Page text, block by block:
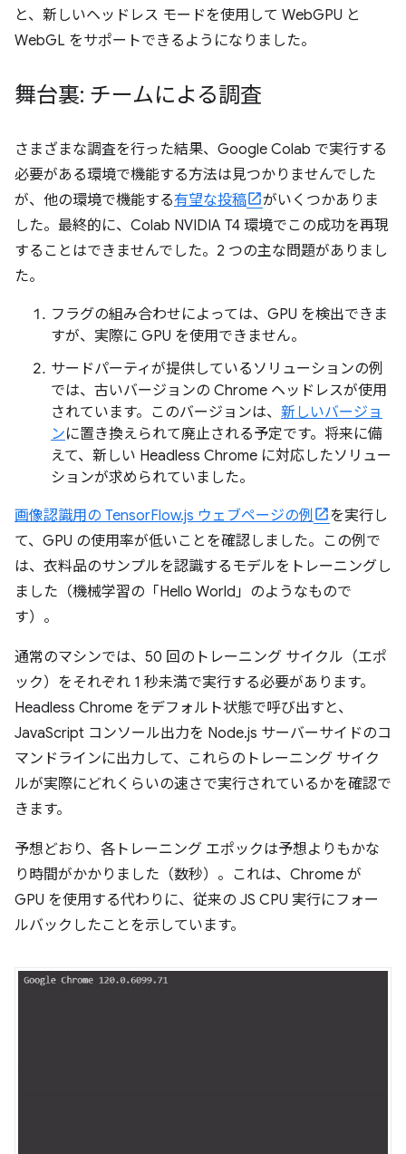
と、新しいヘッドレス モードを使用して WebGPU と
WebGL をサポートできるようになりました。
舞台裏: チームによる調査
さまざまな調査を行った結果、Google Colab で実行する
必要がある環境で機能する方法は見つかりませんでした
が、他の環境で機能する有望な投稿
がいくつかありま
した。最終的に、Colab NVIDIA T4 環境でこの成功を再現
することはできませんでした。2 つの主な問題がありまし
た。
フラグの組み合わせによっては、GPU を検出できま
すが、実際に GPU を使用できません。
サードパーティが提供しているソリューションの例
では、古いバージョンの Chrome ヘッドレスが使用
されています。このバージョンは、 新しいバージョ
ンに置き換えられて廃止される予定です。将来に備
えて、新しい Headless Chrome に対応したソリュー
ションが求められていました。
画像認識用の TensorFlow.js ウェブページの例
を実行し
て、GPU の使用率が低いことを確認しました。この例で
は、衣料品のサンプルを認識するモデルをトレーニングし
ました（機械学習の「Hello World」のようなもので
す）。
通常のマシンでは、50 回のトレーニング サイクル（エポ
ック）をそれぞれ 1 秒未満で実行する必要があります。
Headless Chrome をデフォルト状態で呼び出すと、
JavaScript コンソール出力を Node.js サーバーサイドのコ
マンドラインに出力して、これらのトレーニング サイク
ルが実際にどれくらいの速さで実行されているかを確認で
きます。
予想どおり、各トレーニング エポックは予想よりもかな
り時間がかかりました（数秒）。これは、Chrome が
GPU を使用する代わりに、従来の JS CPU 実行にフォー
ルバックしたことを示しています。